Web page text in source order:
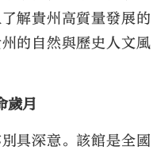
解貴州高質量發展的
的自然與歷史人文風
歲月
具深意。該館是全國